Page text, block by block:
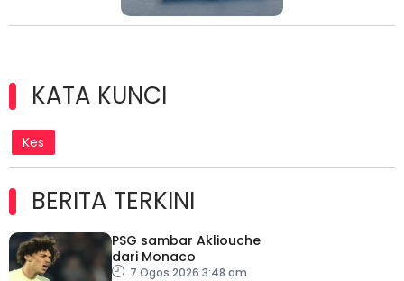
KATA KUNCI
Kes
BERITA TERKINI
PSG sambar Akliouche
dari Monaco
7 Ogos 2026 3:48 am